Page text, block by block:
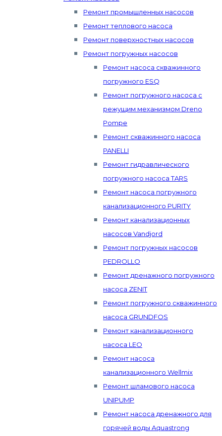
Ремонт промышленных насосов
Ремонт теплового насоса
Ремонт поверхностных насосов
Ремонт погружных насосов
Ремонт насоса скважинного
погружного ESQ
Ремонт погружного насоса с
режущим механизмом Dreno
Pompe
Ремонт скважинного насоса
PANELLI
Ремонт гидравлического
погружного насоса TARS
Ремонт насоса погружного
канализационного PURITY
Ремонт канализационных
насосов Vandjord
Ремонт погружных насосов
PEDROLLO
Ремонт дренажного погружного
насоса ZENIT
Ремонт погружного скважинного
насоса GRUNDFOS
Ремонт канализационного
насоса LEO
Ремонт насоса
канализационного Wellmix
Ремонт шламового насоса
UNIPUMP
Ремонт насоса дренажного для
горячей воды Aquastrong